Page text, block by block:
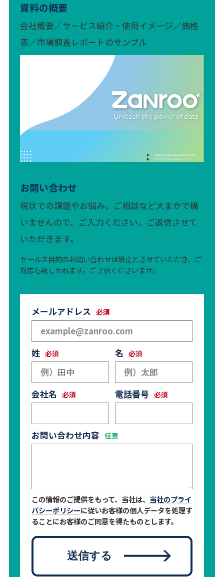
資料の概要
会社概要／サービス紹介・使用イメージ／価格
表／市場調査レポートのサンプル
お問い合わせ
現状での課題やお悩み、ご相談など大まかで構
いませんので、ご入力ください。ご返信させて
いただきます。
セールス目的のお問い合わせは禁止とさせていただき、ご
対応も致しかねます。ご了承くださいませ。
メールアドレス
姓 名
会社名 電話番号
お問い合わせ内容
この情報のご提供をもって、当社は、 当社のプライ
バシーポリシーに従いお客様の個人データを処理す
ることにお客様のご同意を得たものとします。
送信する